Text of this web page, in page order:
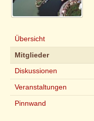
Übersicht
Mitglieder
Diskussionen
Veranstaltungen
Pinnwand